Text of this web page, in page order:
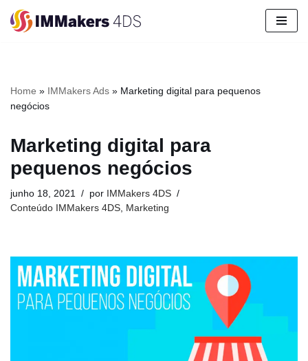
conteúdo
Home » IMMakers Ads » Marketing digital para pequenos
negócios
Marketing digital para
pequenos negócios
junho 18, 2021 por IMMakers 4DS
Conteúdo IMMakers 4DS Marketing